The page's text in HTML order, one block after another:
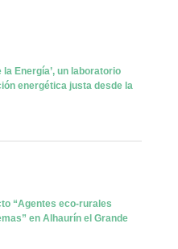
Energía’, un laboratorio
energética justa desde la
“Agentes eco-rurales
en Alhaurín el Grande